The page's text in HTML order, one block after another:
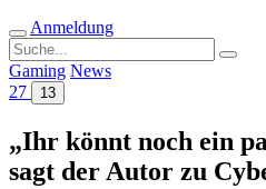
Anmeldung
Suche
nach:
Gaming News
27
13
„Ihr könnt noch ein
sagt der Autor zu